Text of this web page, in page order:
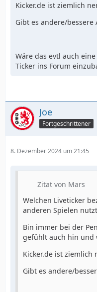
Kicker.de ist ziemlich
Gibt es andere/bessere
Wäre das evtl auch
Ticker ins Forum
Joe
Fortgeschrittener
8. Dezember 2024 um 21:45
Zitat von Mars
Welchen Liveticker
anderen Spielen
Bin immer bei der
gefühlt auch hin und
Kicker.de ist ziemlich
Gibt es andere/